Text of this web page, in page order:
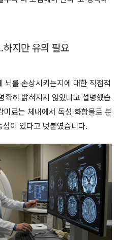
지만 유의 필요
뇌를 손상시키는지에 대한 직접적
확히 밝혀지지 않았다고 설명했습
미료는 체내에서 독성 화합물로 분
이 있다고 덧붙였습니다.